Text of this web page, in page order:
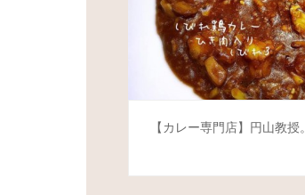
【カレー専門店】円山教授。